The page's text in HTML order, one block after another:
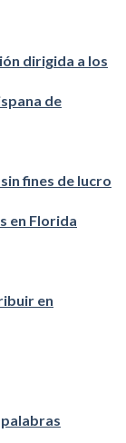
dirigida a los
de
fines de lucro
en Florida
en